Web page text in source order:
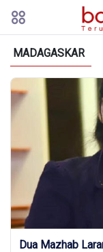
MADAGASKAR
Dua Mazhab